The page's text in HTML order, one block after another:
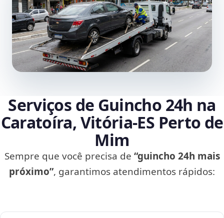
Serviços de Guincho 24h na
Caratoíra, Vitória‑ES Perto de
Mim
Sempre que você precisa de “guincho 24h mais
próximo”, garantimos atendimentos rápidos: